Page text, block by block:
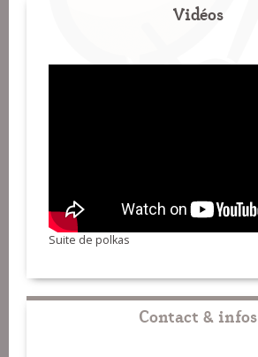
Vidéos
Suite de polkas
Contact & infos